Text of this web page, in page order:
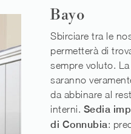
Bayo
Sbirciare tra le
permetterà di
sempre voluto.
saranno
da abbinare al
interni. Sedia
di Connubia: